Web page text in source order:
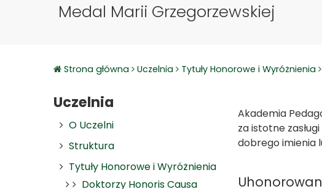
Medal Marii Grzegorzewskiej
Strona główna Uczelnia Tytuły Honorowe i Wyróżnienia
Uczelnia
O Uczelni
Struktura
Tytuły Honorowe i Wyróżnienia
Doktorzy Honoris Causa
Akademia
za istotne
dobrego imienia